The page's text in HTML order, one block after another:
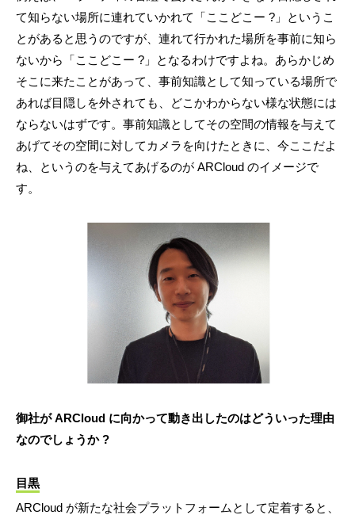
て知らない場所に連れていかれて「ここどこー ?」というこ
とがあると思うのですが、連れて行かれた場所を事前に知ら
ないから「ここどこー ?」となるわけですよね。あらかじめ
そこに来たことがあって、事前知識として知っている場所で
あれば目隠しを外されても、どこかわからない様な状態には
ならないはずです。事前知識としてその空間の情報を与えて
あげてその空間に対してカメラを向けたときに、今ここだよ
ね、というのを与えてあげるのが ARCloud のイメージで
す。
御社が ARCloud に向かって動き出したのはどういった理由
なのでしょうか ?
目黒
ARCloud が新たな社会プラットフォームとして定着すると、